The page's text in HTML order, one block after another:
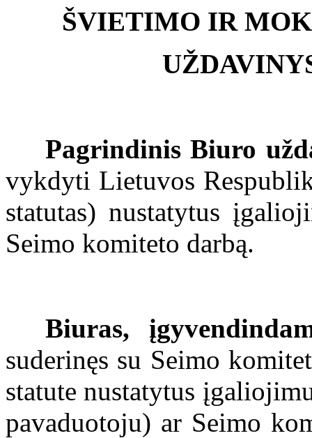
ŠVIETIMO IR
Pagrindinis Biuro
vykdyti Lietuvos
statutas) nustatytus
Seimo komiteto darbą.
Biuras,
suderinęs su Seimo
statute nustatytus
pavaduotoju) ar Seimo